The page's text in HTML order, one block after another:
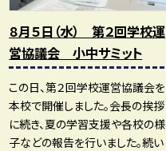
８月５日（水） 第２回学校運
営協議会 小中サミット
この日、第２回学校運営協議会を
本校で開催しました。会長の挨拶
に続き、夏の学習支援や各校の様
子などの報告を行いました。続い